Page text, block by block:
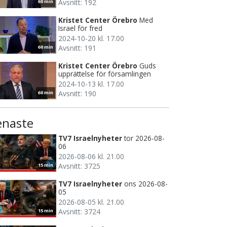
Avsnitt: 192
60 min
Kristet Center Örebro Med
Israel för fred
2024-10-20 kl. 17.00
Avsnitt: 191
60 min
Kristet Center Örebro Guds
upprättelse för församlingen
2024-10-13 kl. 17.00
Avsnitt: 190
15 min
TV7 Israelnyheter tor 2026-08-
06
2026-08-06 kl. 21.00
Avsnitt: 3725
15 min
TV7 Israelnyheter ons 2026-08-
05
2026-08-05 kl. 21.00
Avsnitt: 3724